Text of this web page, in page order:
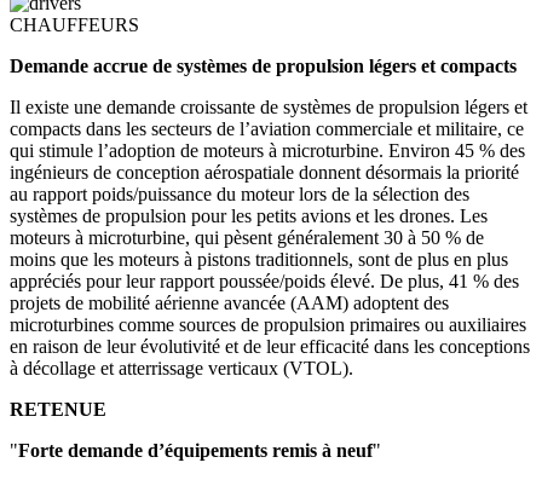
CHAUFFEURS
Demande accrue de systèmes de propulsion légers et compacts
Il existe une demande croissante de systèmes de propulsion légers et
compacts dans les secteurs de l’aviation commerciale et militaire, ce
qui stimule l’adoption de moteurs à microturbine. Environ 45 % des
ingénieurs de conception aérospatiale donnent désormais la priorité
au rapport poids/puissance du moteur lors de la sélection des
systèmes de propulsion pour les petits avions et les drones. Les
moteurs à microturbine, qui pèsent généralement 30 à 50 % de
moins que les moteurs à pistons traditionnels, sont de plus en plus
appréciés pour leur rapport poussée/poids élevé. De plus, 41 % des
projets de mobilité aérienne avancée (AAM) adoptent des
microturbines comme sources de propulsion primaires ou auxiliaires
en raison de leur évolutivité et de leur efficacité dans les conceptions
à décollage et atterrissage verticaux (VTOL).
RETENUE
"Forte demande d’équipements remis à neuf"